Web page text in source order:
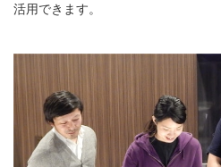
活用できます。